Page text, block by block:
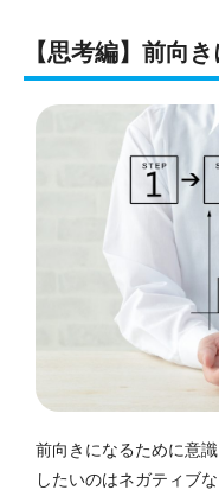
【思考編】前向
前向きになるために意
したいのはネガティブ